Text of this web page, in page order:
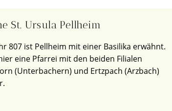
St. Ursula Pellheim
807 ist Pellheim mit einer Basilika erwähnt.
eine Pfarrei mit den beiden Filialen
(Unterbachern) und Ertzpach (Arzbach)